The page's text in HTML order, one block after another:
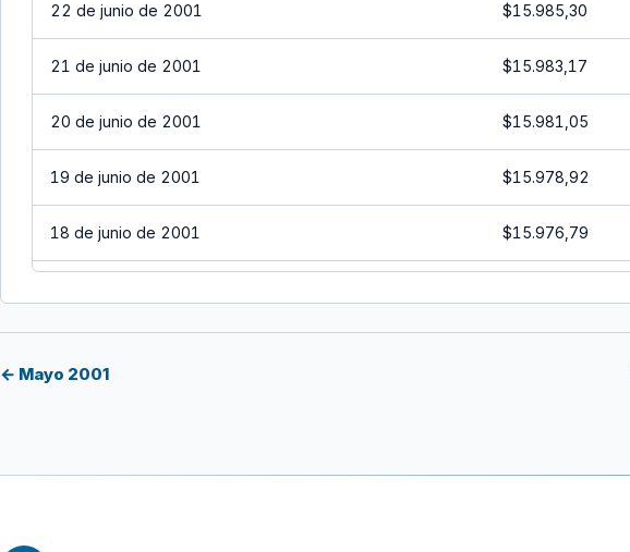
22 de junio de 2001 $15.985,30
21 de junio de 2001 $15.983,17
20 de junio de 2001 $15.981,05
19 de junio de 2001 $15.978,92
18 de junio de 2001 $15.976,79
← Mayo 2001